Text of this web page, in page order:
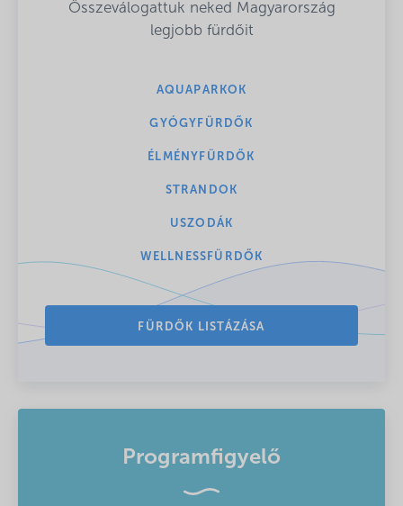
Összeválogattuk neked Magyarország
legjobb fürdőit
AQUAPARKOK
GYÓGYFÜRDŐK
ÉLMÉNYFÜRDŐK
STRANDOK
USZODÁK
WELLNESSFÜRDŐK
FÜRDŐK LISTÁZÁSA
Programfigyelő